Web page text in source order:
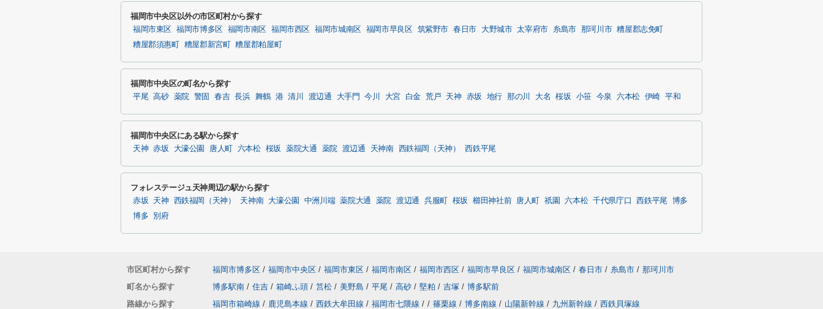
福岡市中央区以外の市区町村から探す
福岡市東区 福岡市博多区 福岡市南区 福岡市西区 福岡市城南区 福岡市早良区 筑紫野市 春日市 大野城市 太宰府市 糸島市 那珂川市 糟屋郡志免町
糟屋郡須惠町
糟屋郡新宮町 糟屋郡粕屋町
福岡市中央区の町名から探す
平尾 高砂 薬院 警固 春吉 長浜 舞鶴 港 清川 渡辺通 大手門 今川 大宮 白金 荒戸 天神 赤坂 地行 那の川 大名 桜坂 小笹 今泉 六本松 伊崎 平和
福岡市中央区にある駅から探す
天神 赤坂 大濠公園 唐人町 六本松 桜坂 薬院大通 薬院 渡辺通 天神南 西鉄福岡（天神） 西鉄平尾
フォレステージュ天神周辺の駅から探す
赤坂 天神 西鉄福岡（天神） 天神南 大濠公園 中洲川端 薬院大通 薬院 渡辺通 呉服町 桜坂 櫛田神社前 唐人町 祇園 六本松 千代県庁口 西鉄平尾 博多
博多
別府
市区町村から探す 福岡市博多区 / 福岡市中央区 / 福岡市東区 / 福岡市南区 / 福岡市西区 / 福岡市早良区 / 福岡市城南区 / 春日市 / 糸島市 / 那珂川市
町名から探す
博多駅南 / 住吉 / 箱崎ふ頭 / 筥松 / 美野島 / 平尾 / 高砂 / 堅粕 / 吉塚 / 博多駅前
路線から探す
福岡市箱崎線 / 鹿児島本線 / 西鉄大牟田線 / 福岡市七隈線 / / 篠栗線 / 博多南線 / 山陽新幹線 / 九州新幹線 / 西鉄貝塚線